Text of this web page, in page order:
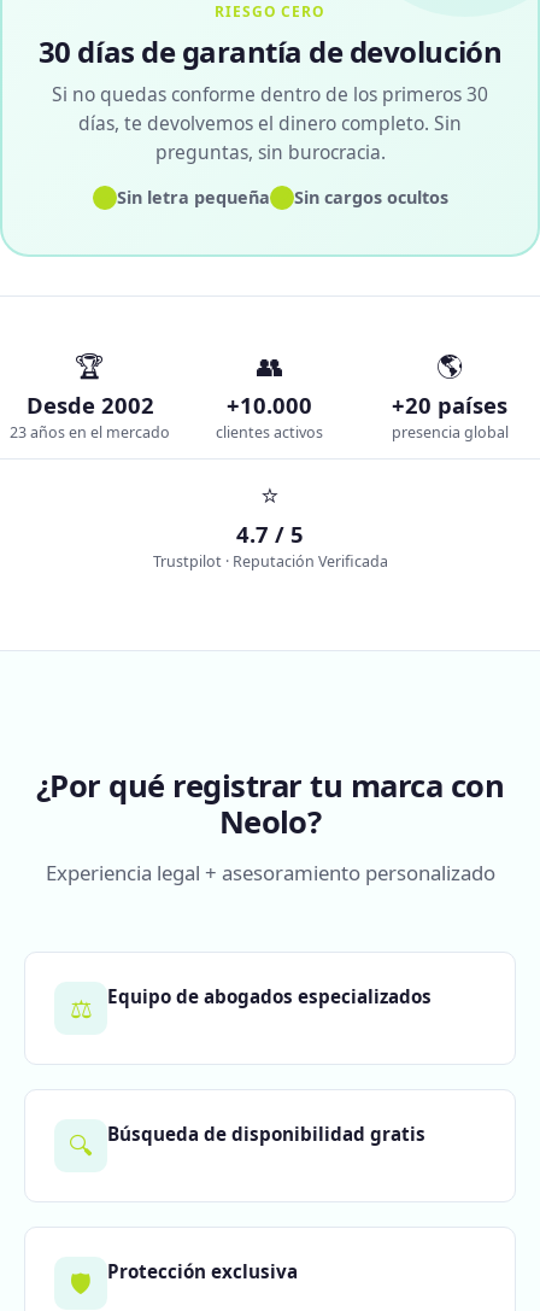
RIESGO CERO
30 días de garantía de devolución
Si no quedas conforme dentro de los primeros 30
días, te devolvemos el dinero completo. Sin
preguntas, sin burocracia.
✓Sin letra pequeña✓Sin cargos ocultos
🏆
Desde 2002
23 años en el mercado
👥
+10.000
clientes activos
🌎
+20 países
presencia global
⭐
4.7 / 5
Trustpilot · Reputación Verificada
¿Por qué registrar tu marca con
Neolo?
Experiencia legal + asesoramiento personalizado
⚖️ Equipo de abogados especializados
🔍 Búsqueda de disponibilidad gratis
🛡️ Protección exclusiva